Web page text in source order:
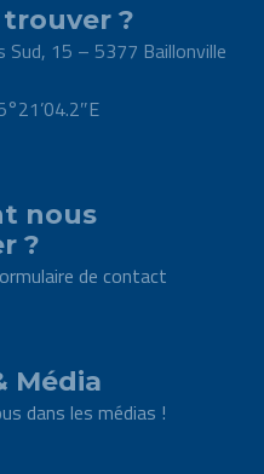
?
Sud, 15 – 5377 Baillonville
nous
?
de contact
Média
dans les médias !